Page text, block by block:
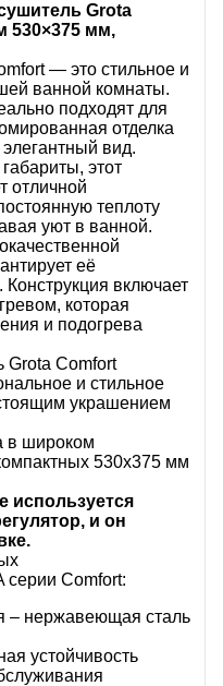
Grota
530×375 мм,
— это стильное и
ванной комнаты.
подходят для
отделка
вид.
этот
отличной
теплоту
уют в ванной.
её
Конструкция включает
которая
и подогрева
Grota Comfort
и стильное
украшением
в широком
530х375 мм
используется
и он
серии Comfort:
– нержавеющая сталь
устойчивость